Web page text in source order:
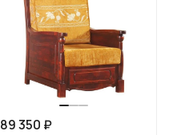
89 350 ₽